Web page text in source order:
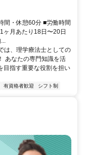
間・休憩60分 ■労働時間
ヶ月あたり18日〜20日
は、理学療法士としての
あなたの専門知識を活
目指す重要な役割を担い
有資格者歓迎 シフト制